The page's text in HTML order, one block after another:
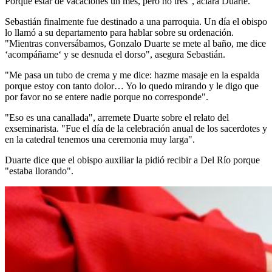
Sebastián finalmente fue destinado a una parroquia. Un día el obispo
lo llamó a su departamento para hablar sobre su ordenación.
"Mientras conversábamos, Gonzalo Duarte se mete al baño, me dice
‘acompáñame‘ y se desnuda el dorso", asegura Sebastián.
"Me pasa un tubo de crema y me dice: hazme masaje en la espalda
porque estoy con tanto dolor… Yo lo quedo mirando y le digo que
por favor no se entere nadie porque no corresponde".
"Eso es una canallada", arremete Duarte sobre el relato del
exseminarista. "Fue el día de la celebración anual de los sacerdotes y
en la catedral tenemos una ceremonia muy larga".
Duarte dice que el obispo auxiliar la pidió recibir a Del Río porque
"estaba llorando".